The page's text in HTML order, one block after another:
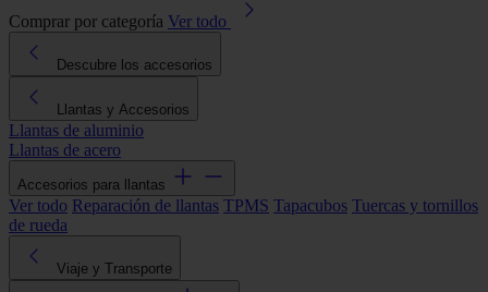
Comprar por categoría Ver todo
Descubre los accesorios
Llantas y Accesorios
Llantas de aluminio
Llantas de acero
Accesorios para llantas
Ver todo Reparación de llantas TPMS Tapacubos Tuercas y tornillos
de rueda
Viaje y Transporte